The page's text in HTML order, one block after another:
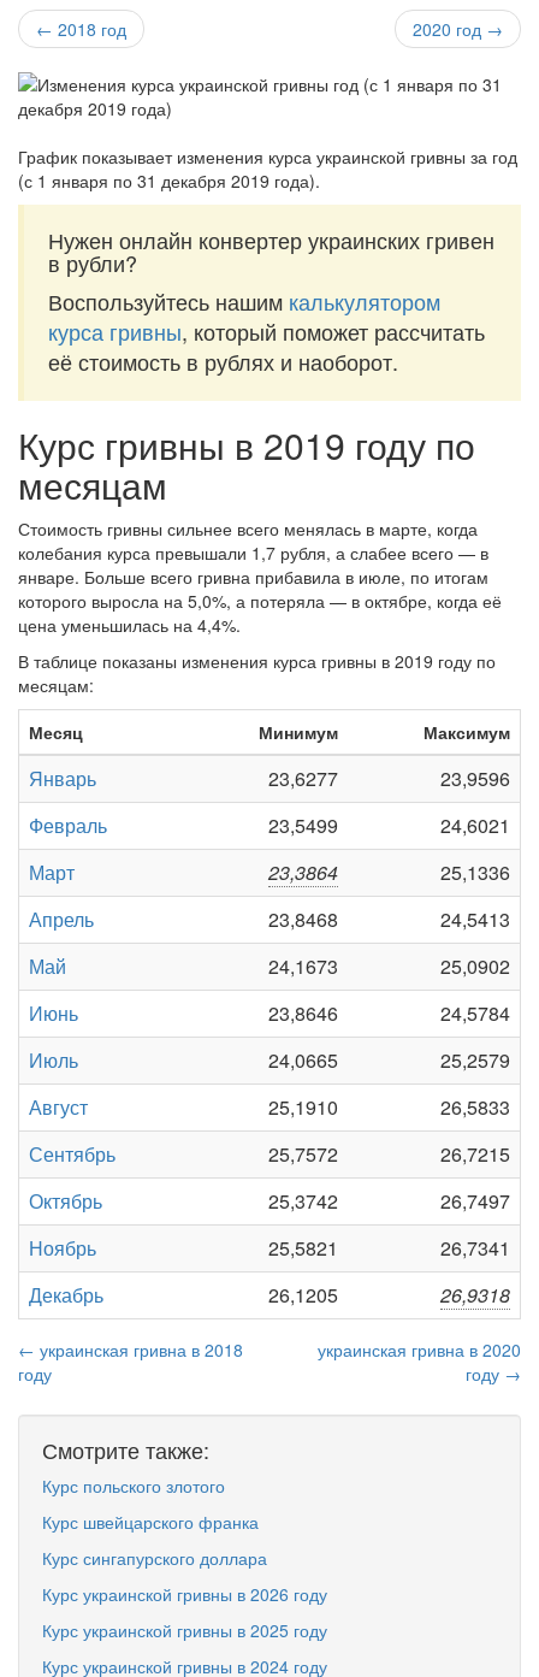
← 2018 год 2020 год →
График показывает изменения курса украинской гривны за год
(с 1 января по 31 декабря 2019 года).
Нужен онлайн конвертер украинских гривен
в рубли?
Воспользуйтесь нашим калькулятором
курса гривны, который поможет рассчитать
её стоимость в рублях и наоборот.
Курс гривны в 2019 году по
месяцам
Стоимость гривны сильнее всего менялась в марте, когда
колебания курса превышали 1,7 рубля, а слабее всего — в
январе. Больше всего гривна прибавила в июле, по итогам
которого выросла на 5,0%, а потеряла — в октябре, когда её
цена уменьшилась на 4,4%.
В таблице показаны изменения курса гривны в 2019 году по
месяцам:
Месяц
Минимум Максимум
Январь 23,6277
23,9596
Февраль
23,5499
24,6021
Март
23,3864
25,1336
Апрель
23,8468
24,5413
Май
24,1673
25,0902
Июнь
23,8646
24,5784
Июль
24,0665
25,2579
Август
25,1910
26,5833
Сентябрь
25,7572
26,7215
Октябрь
25,3742
26,7497
Ноябрь
25,5821
26,7341
Декабрь
26,1205 26,9318
← украинская гривна в 2018
году
украинская гривна в 2020
году →
Смотрите также:
Курс польского злотого
Курс швейцарского франка
Курс сингапурского доллара
Курс украинской гривны в 2026 году
Курс украинской гривны в 2025 году
Курс украинской гривны в 2024 году